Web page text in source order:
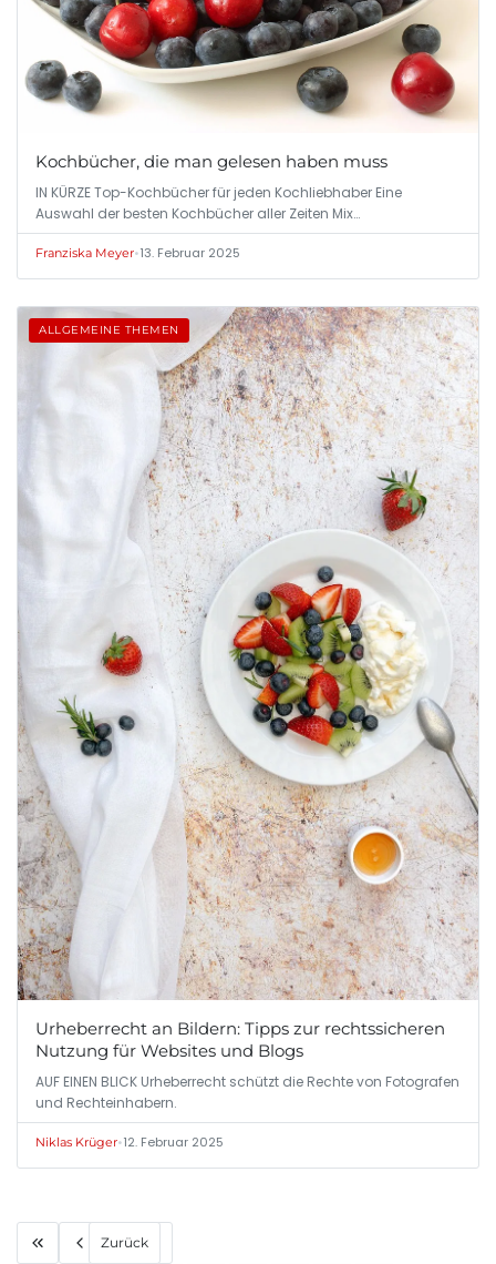
Kochbücher, die man gelesen haben muss
IN KÜRZE Top-Kochbücher für jeden Kochliebhaber Eine
Auswahl der besten Kochbücher aller Zeiten Mix…
Franziska Meyer•13. Februar 2025
ALLGEMEINE THEMEN
Urheberrecht an Bildern: Tipps zur rechtssicheren
Nutzung für Websites und Blogs
AUF EINEN BLICK Urheberrecht schützt die Rechte von Fotografen
und Rechteinhabern.
Niklas Krüger•12. Februar 2025
Zurück